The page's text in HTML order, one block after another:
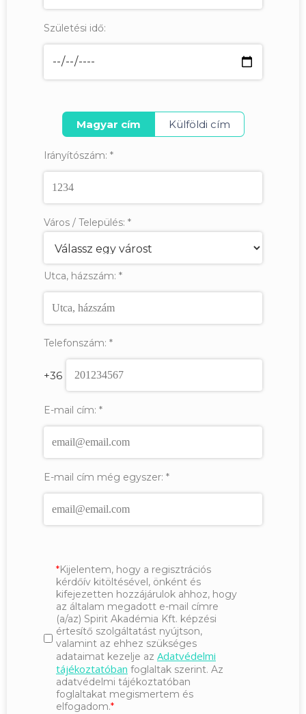
Születési idő:
Magyar cím Külföldi cím
Irányítószám: *
Város / Település: *
Utca, házszám: *
Telefonszám: *
+36
E-mail cím: *
E-mail cím még egyszer: *
Kijelentem, hogy a regisztrációs
kérdőív kitöltésével, önként és
kifejezetten hozzájárulok ahhoz, hogy
az általam megadott e-mail címre
(a/az) Spirit Akadémia Kft. képzési
értesítő szolgáltatást nyújtson,
valamint az ehhez szükséges
adataimat kezelje az Adatvédelmi
tájékoztatóban foglaltak szerint. Az
adatvédelmi tájékoztatóban
foglaltakat megismertem és
elfogadom.